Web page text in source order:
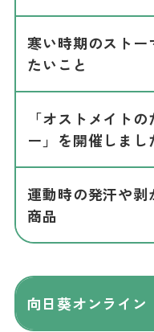
寒い時期のストー
たいこと
「オストメイト
ー」を開催しまし
運動時の発汗や
商品
向日葵オンライン